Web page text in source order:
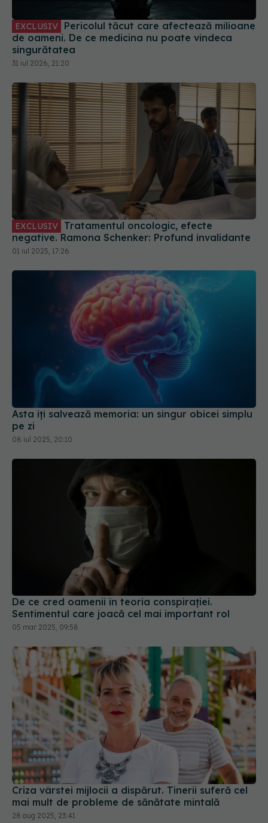
EXCLUSIV
de oameni. De ce medicina nu poate vindeca
singurătatea
31 iul 2026, 21:20
EXCLUSIV
negative. Ramona Schenker: Profund invalidante
01 iul 2025, 17:26
Asta îți salvează memoria: un singur obicei simplu
pe zi
08 iul 2025, 20:10
De ce cred oamenii în teoria conspirației.
Sentimentul care joacă cel mai important rol
05 mar 2025, 09:58
Criza vârstei mijlocii a dispărut. Tinerii suferă cel
mai mult de probleme de sănătate mintală
28 aug 2025, 23:41